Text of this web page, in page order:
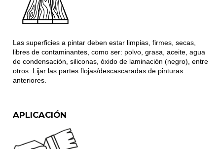
Las superficies a pintar deben estar limpias, firmes, secas,
libres de contaminantes, como ser: polvo, grasa, aceite, agua
de condensación, siliconas, óxido de laminación (negro), entre
otros. Lijar las partes flojas/descascaradas de pinturas
anteriores.
APLICACIÓN